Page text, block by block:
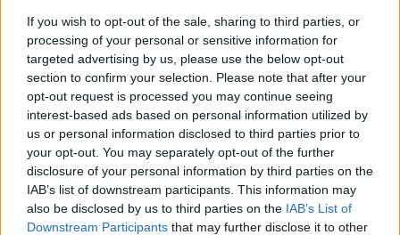
If you wish to opt-out of the sale, sharing to third parties, or
processing of your personal or sensitive information for
targeted advertising by us, please use the below opt-out
section to confirm your selection. Please note that after your
opt-out request is processed you may continue seeing
interest-based ads based on personal information utilized by
us or personal information disclosed to third parties prior to
your opt-out. You may separately opt-out of the further
disclosure of your personal information by third parties on the
IAB’s list of downstream participants. This information may
also be disclosed by us to third parties on the IAB’s List of
Downstream Participants that may further disclose it to other
πρόληψη, ωστόσο η έγκαιρη διάγνωση οδηγεί
σε ίαση τα περισσότερα παιδιά.
Γι αυτό πρέπει να δοθεί ιδιαίτερη σημασία:
στην εκπαίδευση των επαγγελματιών της
υγείας, ώστε να είναι σε θέση να διαγνώσουν
έγκαιρα τη νόσο και
σωστή ενημέρωση των γονιών, ώστε να
απευθύνονται έγκαιρα στα παιδιατρικά